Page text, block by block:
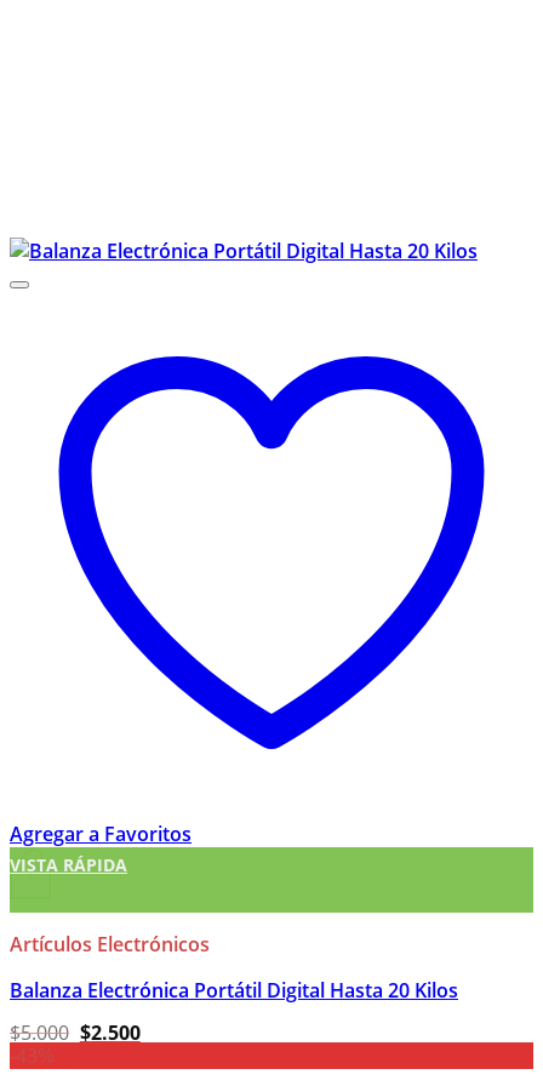
Agregar a Favoritos
+
VISTA RÁPIDA
Artículos Electrónicos
Balanza Electrónica Portátil Digital Hasta 20 Kilos
$5.000 El
precio
original
$2.500El
precio
actual